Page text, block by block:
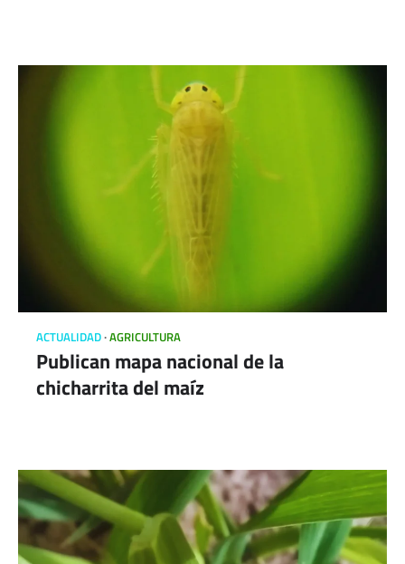
ACTUALIDAD AGRICULTURA
Publican mapa nacional de la
chicharrita del maíz